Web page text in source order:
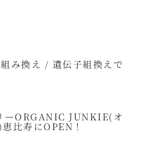
み換え / 遺伝子組換えで
ーORGANIC JUNKIE(オ
比寿にOPEN！